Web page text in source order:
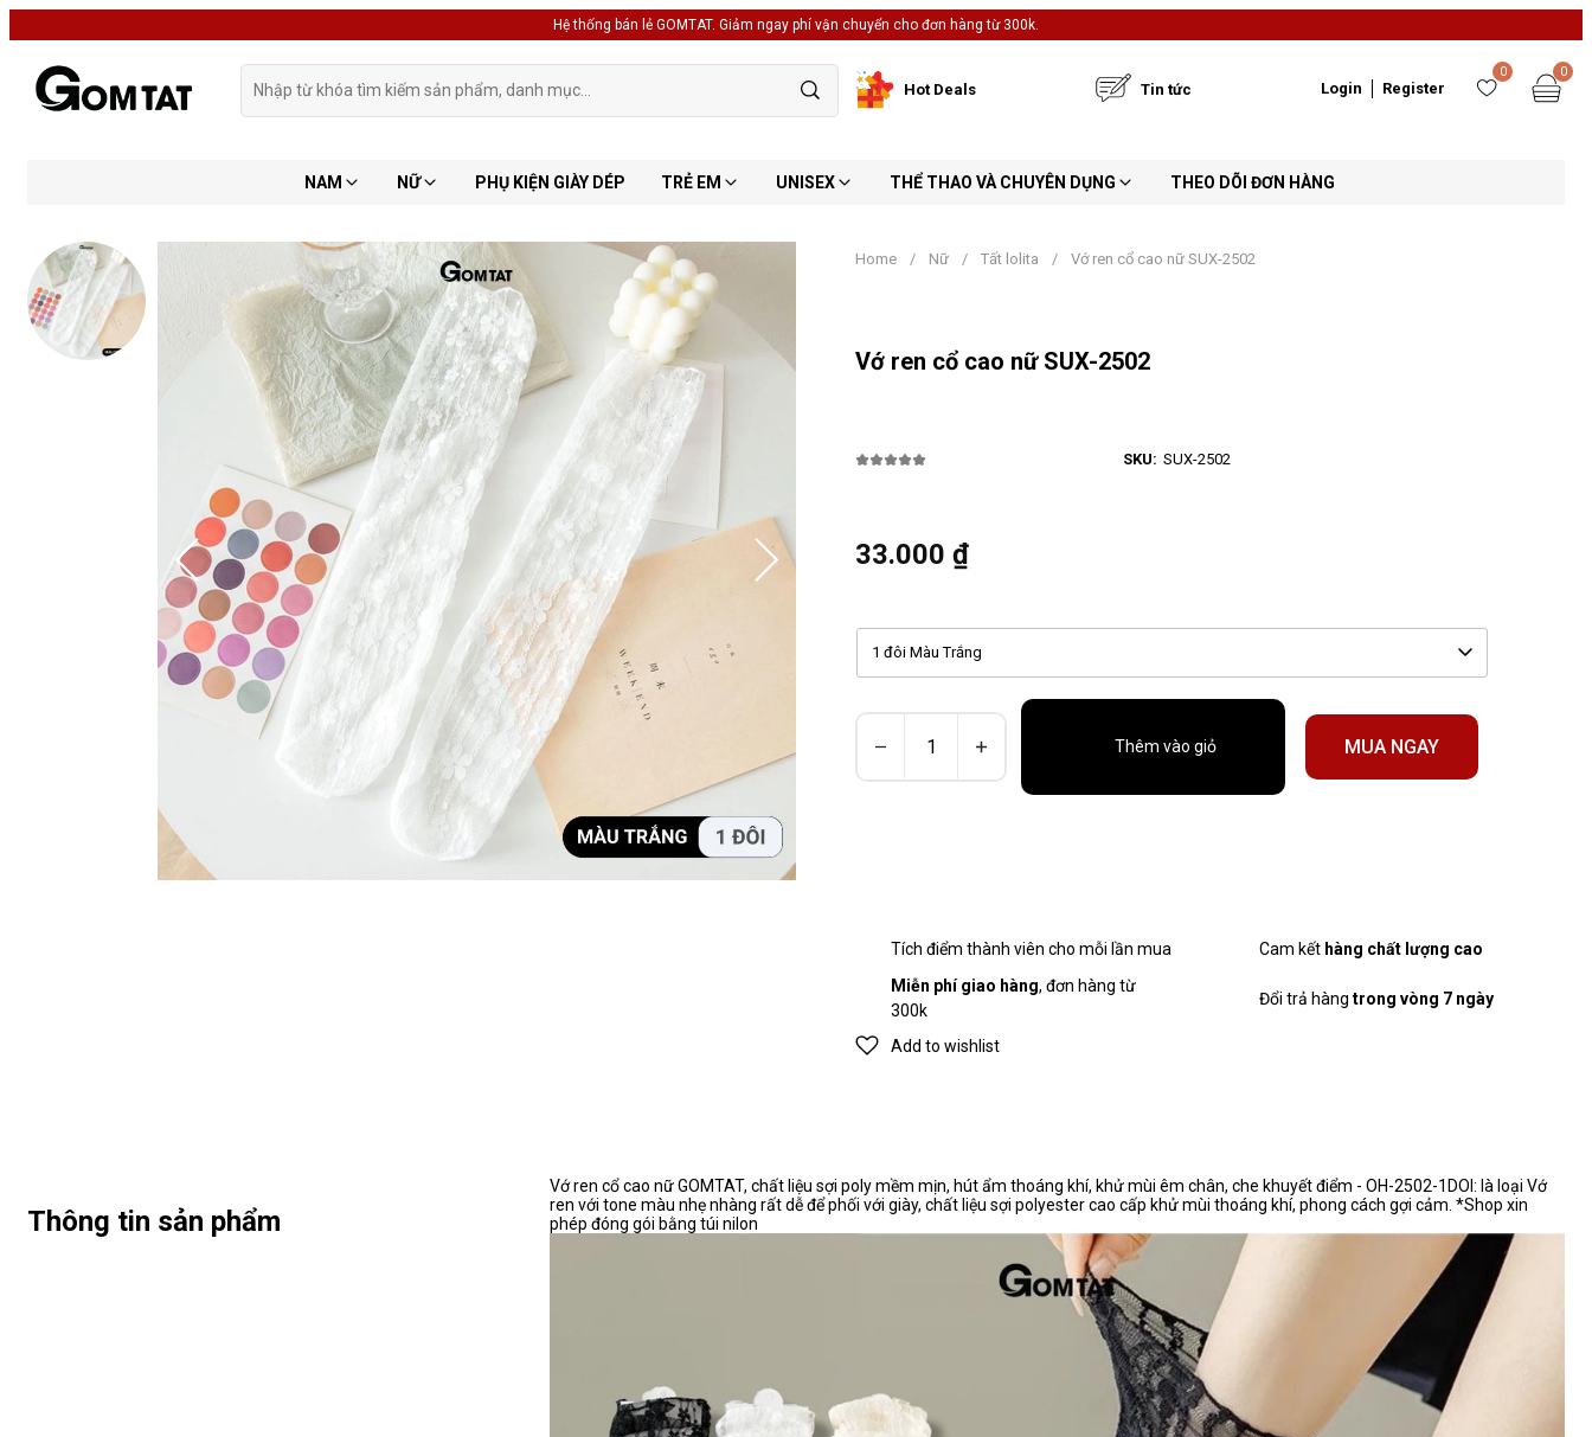
Hệ thống bán lẻ GOMTAT. Giảm ngay phí vận chuyển cho đơn hàng từ 300k.
Hot Deals Tin tức
0 0
NAM NỮ PHỤ KIỆN GIÀY DÉP TRẺ EM UNISEX THỂ THAO VÀ CHUYÊN DỤNG THEO DÕI ĐƠN HÀNG
Login Register
Home / Nữ / Tất lolita / Vớ ren cổ cao nữ SUX-2502
Vớ ren cổ cao nữ SUX-2502
SKU: SUX-2502
33.000 ₫
Thêm vào giỏ MUA NGAY
Cam kết hàng chất lượng cao
Miễn phí giao hàng, đơn hàng từ
300k
Đổi trả hàng trong vòng 7 ngày
Add to wishlist
Tích điểm thành viên cho mỗi lần mua
1 đôi Màu Trắng
Thông tin sản phẩm
Vớ ren cổ cao nữ GOMTAT, chất liệu sợi poly mềm mịn, hút ẩm thoáng khí, khử mùi êm chân, che khuyết điểm - OH-2502-1DOI: là loại Vớ
ren với tone màu nhẹ nhàng rất dễ để phối với giày, chất liệu sợi polyester cao cấp khử mùi thoáng khí, phong cách gợi cảm. *Shop xin
phép đóng gói bằng túi nilon